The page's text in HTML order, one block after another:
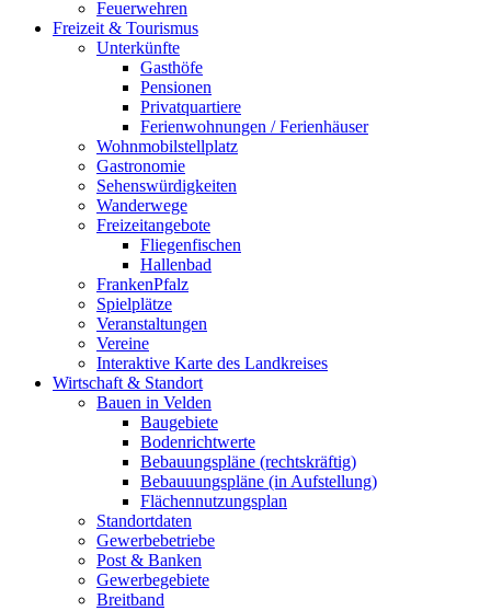
Feuerwehren
Freizeit & Tourismus
Unterkünfte
Gasthöfe
Pensionen
Privatquartiere
Ferienwohnungen / Ferienhäuser
Wohnmobilstellplatz
Gastronomie
Sehenswürdigkeiten
Wanderwege
Freizeitangebote
Fliegenfischen
Hallenbad
FrankenPfalz
Spielplätze
Veranstaltungen
Vereine
Interaktive Karte des Landkreises
Wirtschaft & Standort
Bauen in Velden
Baugebiete
Bodenrichtwerte
Bebauungspläne (rechtskräftig)
Bebauuungspläne (in Aufstellung)
Flächennutzungsplan
Standortdaten
Gewerbebetriebe
Post & Banken
Gewerbegebiete
Breitband